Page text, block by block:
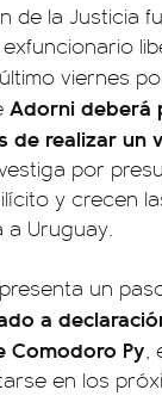
de la Justicia
viernes
Adorni deberá
de realizar un
por
y crecen
a Uruguay.
un
a
Comodoro Py,
en los